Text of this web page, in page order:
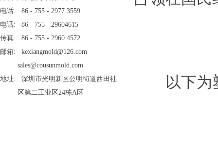
电话: 86 - 755 - 2977 3559
电话: 86 - 755 - 29604615
传真: 86 - 755 - 2960 4572
邮箱: kexiangmold@126.com
sales@cousunmold.com
地址: 深圳市光明新区公明街道西田社
区第二工业区24栋A区
以下为塑